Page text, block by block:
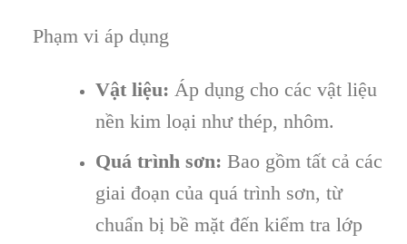
Phạm vi áp dụng
Vật liệu: Áp dụng cho các vật liệu
nền kim loại như thép, nhôm.
Quá trình sơn: Bao gồm tất cả các
giai đoạn của quá trình sơn, từ
chuẩn bị bề mặt đến kiểm tra lớp